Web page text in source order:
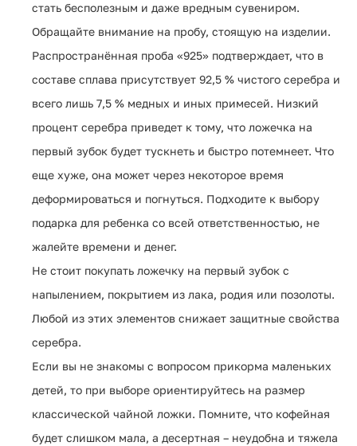
стать бесполезным и даже вредным сувениром.
Обращайте внимание на пробу, стоящую на изделии.
Распространённая проба «925» подтверждает, что в
составе сплава присутствует 92,5 % чистого серебра и
всего лишь 7,5 % медных и иных примесей. Низкий
процент серебра приведет к тому, что ложечка на
первый зубок будет тускнеть и быстро потемнеет. Что
еще хуже, она может через некоторое время
деформироваться и погнуться. Подходите к выбору
подарка для ребенка со всей ответственностью, не
жалейте времени и денег.
Не стоит покупать ложечку на первый зубок с
напылением, покрытием из лака, родия или позолоты.
Любой из этих элементов снижает защитные свойства
серебра.
Если вы не знакомы с вопросом прикорма маленьких
детей, то при выборе ориентируйтесь на размер
классической чайной ложки. Помните, что кофейная
будет слишком мала, а десертная – неудобна и тяжела